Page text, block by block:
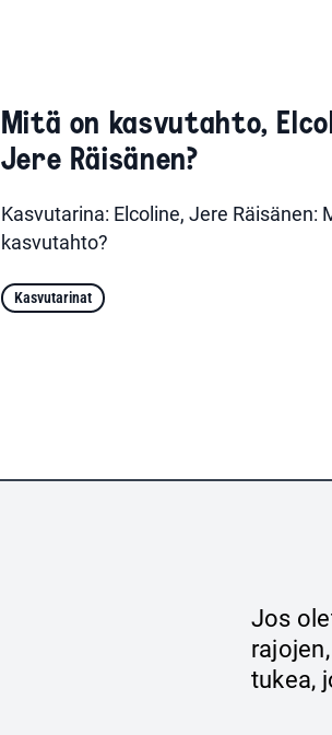
Mitä on kasvutahto,
Jere Räisänen?
Kasvutarina: Elcoline, Jere Räisänen:
kasvutahto?
Kasvutarinat
Jos
tukea,